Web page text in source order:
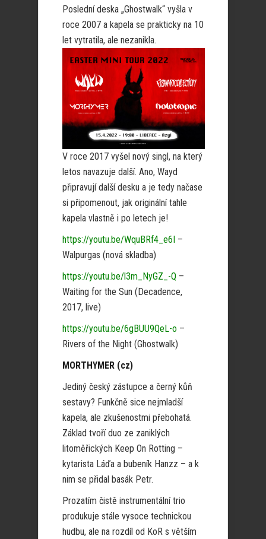
Poslední deska „Ghostwalk“ vyšla v
roce 2007 a kapela se prakticky na 10
let vytratila, ale nezanikla.
V roce 2017 vyšel nový singl, na který
letos navazuje další. Ano, Wayd
připravují další desku a je tedy načase
si připomenout, jak originální tahle
kapela vlastně i po letech je!
https://youtu.be/WquBRf4_e6I –
Walpurgas (nová skladba)
https://youtu.be/l3m_NyGZ_-Q –
Waiting for the Sun (Decadence,
2017, live)
https://youtu.be/6gBUU9QeL-o –
Rivers of the Night (Ghostwalk)
MORTHYMER (cz)
Jediný český zástupce a černý kůň
sestavy? Funkčně sice nejmladší
kapela, ale zkušenostmi přebohatá.
Základ tvoří duo ze zaniklých
litoměřických Keep On Rotting –
kytarista Láďa a bubeník Hanzz – a k
nim se přidal basák Petr.
Prozatím čistě instrumentální trio
produkuje stále vysoce technickou
hudbu, ale na rozdíl od KoR s větším